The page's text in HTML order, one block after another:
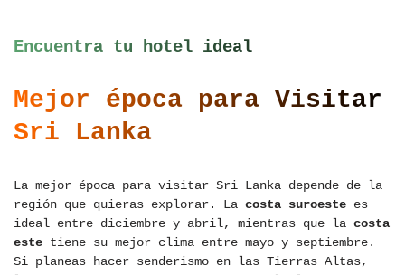
Encuentra tu hotel ideal
Mejor época para Visitar
Sri Lanka
La mejor época para visitar Sri Lanka depende de la
región que quieras explorar. La costa suroeste es
ideal entre diciembre y abril, mientras que la costa
este tiene su mejor clima entre mayo y septiembre.
Si planeas hacer senderismo en las Tierras Altas,